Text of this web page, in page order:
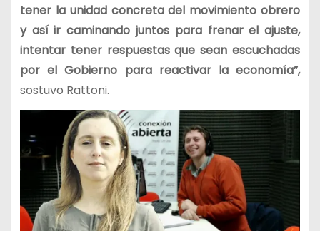
tener la unidad concreta del movimiento obrero
y así ir caminando juntos para frenar el ajuste,
intentar tener respuestas que sean escuchadas
por el Gobierno para reactivar la economía”,
sostuvo Rattoni.